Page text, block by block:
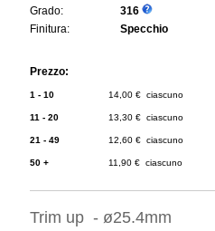
Grado:
316
Finitura:
Specchio
Prezzo:
1 - 10 14,00 € ciascuno
11 - 20 13,30 € ciascuno
21 - 49 12,60 € ciascuno
50 + 11,90 € ciascuno
Trim up - ø25.4mm